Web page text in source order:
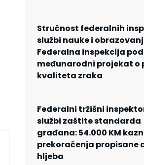
Stručnost federalnih
službi nauke i
Federalna inspekcija
međunarodni projekat o
kvaliteta zraka
Federalni tržišni
službi zaštite standarda
građana: 54.000 KM
prekoračenja propisane
hljeba